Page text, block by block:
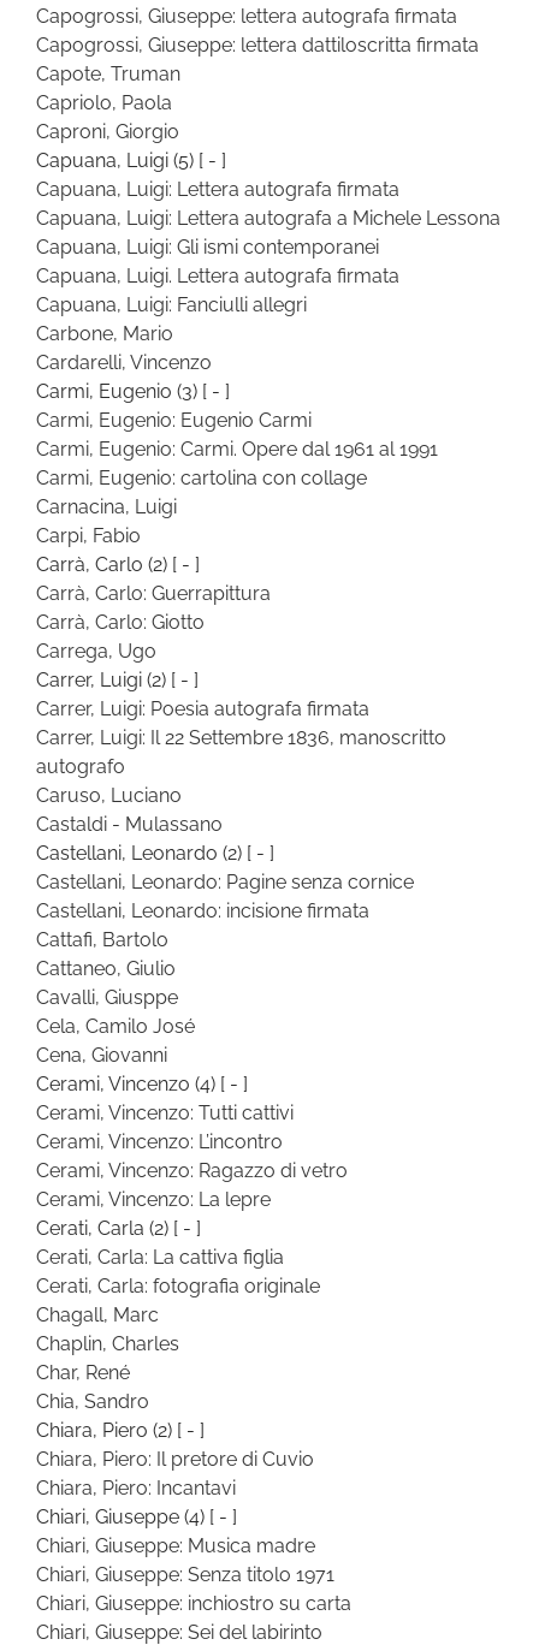
Capogrossi, Giuseppe: lettera autografa firmata
Capogrossi, Giuseppe: lettera dattiloscritta firmata
Capote, Truman
Capriolo, Paola
Caproni, Giorgio
Capuana, Luigi (5) [ - ]
Capuana, Luigi: Lettera autografa firmata
Capuana, Luigi: Lettera autografa a Michele Lessona
Capuana, Luigi: Gli ismi contemporanei
Capuana, Luigi. Lettera autografa firmata
Capuana, Luigi: Fanciulli allegri
Carbone, Mario
Cardarelli, Vincenzo
Carmi, Eugenio (3) [ - ]
Carmi, Eugenio: Eugenio Carmi
Carmi, Eugenio: Carmi. Opere dal 1961 al 1991
Carmi, Eugenio: cartolina con collage
Carnacina, Luigi
Carpi, Fabio
Carrà, Carlo (2) [ - ]
Carrà, Carlo: Guerrapittura
Carrà, Carlo: Giotto
Carrega, Ugo
Carrer, Luigi (2) [ - ]
Carrer, Luigi: Poesia autografa firmata
Carrer, Luigi: Il 22 Settembre 1836, manoscritto
autografo
Caruso, Luciano
Castaldi - Mulassano
Castellani, Leonardo (2) [ - ]
Castellani, Leonardo: Pagine senza cornice
Castellani, Leonardo: incisione firmata
Cattafi, Bartolo
Cattaneo, Giulio
Cavalli, Giusppe
Cela, Camilo José
Cena, Giovanni
Cerami, Vincenzo (4) [ - ]
Cerami, Vincenzo: Tutti cattivi
Cerami, Vincenzo: L’incontro
Cerami, Vincenzo: Ragazzo di vetro
Cerami, Vincenzo: La lepre
Cerati, Carla (2) [ - ]
Cerati, Carla: La cattiva figlia
Cerati, Carla: fotografia originale
Chagall, Marc
Chaplin, Charles
Char, René
Chia, Sandro
Chiara, Piero (2) [ - ]
Chiara, Piero: Il pretore di Cuvio
Chiara, Piero: Incantavi
Chiari, Giuseppe (4) [ - ]
Chiari, Giuseppe: Musica madre
Chiari, Giuseppe: Senza titolo 1971
Chiari, Giuseppe: inchiostro su carta
Chiari, Giuseppe: Sei del labirinto